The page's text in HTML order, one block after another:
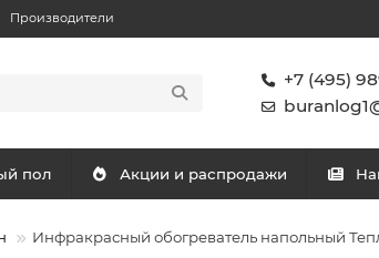
Производители
+7 (495)
пол Акции и распродажи
Инфракрасный обогреватель напольный